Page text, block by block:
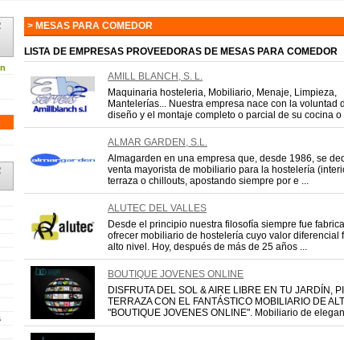
> MESAS PARA COMEDOR
LISTA DE EMPRESAS PROVEEDORAS DE MESAS PARA COMEDOR
AMILL BLANCH, S. L.
Maquinaria hosteleria, Mobiliario, Menaje, Limpieza,
Mantelerías... Nuestra empresa nace con la voluntad
diseño y el montaje completo o parcial de su cocina o
ALMAR GARDEN, S.L.
Almagarden en una empresa que, desde 1986, se
venta mayorista de mobiliario para la hostelería
terraza o chillouts, apostando siempre por e ...
ALUTEC DEL VALLES
Desde el principio nuestra filosofía siempre fue
ofrecer mobiliario de hostelería cuyo valor diferencial
alto nivel. Hoy, después de más de 25 años ...
BOUTIQUE JOVENES ONLINE
DISFRUTA DEL SOL & AIRE LIBRE EN TU JARDÍN,
TERRAZA CON EL FANTÁSTICO MOBILIARIO DE
"BOUTIQUE JOVENES ONLINE". Mobiliario de